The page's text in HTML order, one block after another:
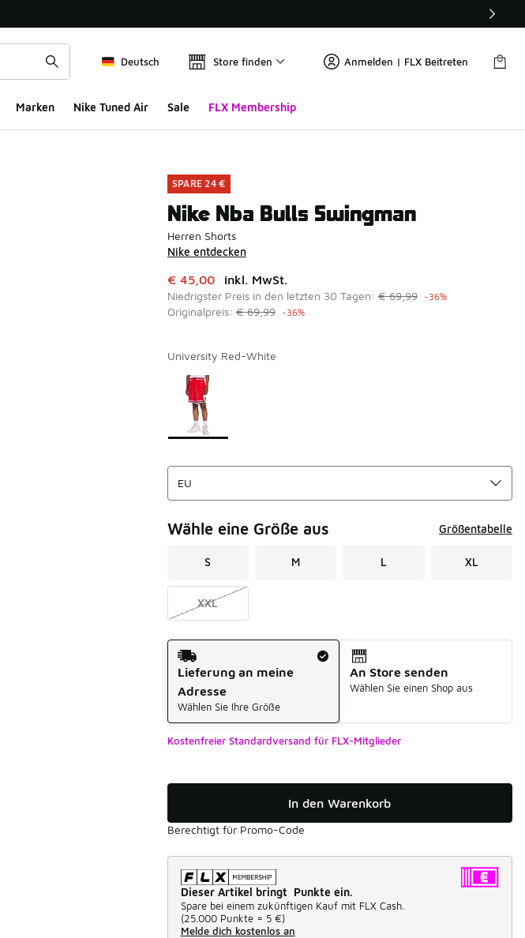
Deutsch Store finden Anmelden | FLX Beitreten
Marken Nike Tuned Air Sale FLX Membership
SPARE 24 €
Nike Nba Bulls Swingman
Herren Shorts
Nike entdecken
Dieser Artikel ist im Sale. Der Preis ist von auf € 45,00
€ 45,00 inkl. MwSt.
Niedrigster Preis in den letzten 30 Tagen:€ 69,99 -36%
Originalpreis:€ 69,99 -36%
University Red-White
Seite 1 von 1 zeigt die Farben 1 bis 1 von 1 an.
Bitte wählen Sie einen Stil aus
Wähle eine Größe aus Größentabelle
S M L XL
XXL
Versandart
Lieferung an meine
Adresse
Wählen Sie Ihre Größe
An Store senden
Wählen Sie einen Shop aus
Kostenfreier Standardversand für FLX-Mitglieder
In den Warenkorb
Berechtigt für Promo-Code
Dieser Artikel bringt Punkte ein.
Spare bei einem zukünftigen Kauf mit FLX Cash.
(25.000 Punkte = 5 €)
Melde dich kostenlos an